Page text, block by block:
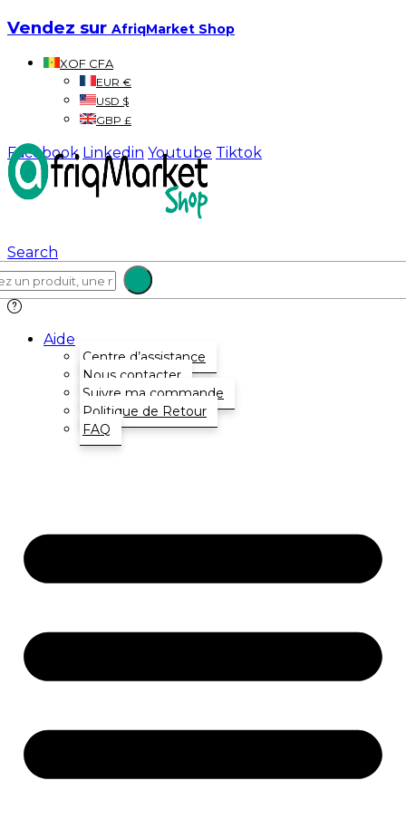
Vendez sur AfriqMarket Shop
XOF CFA
EUR €
USD $
GBP £
Facebook Linkedin Youtube Tiktok
Search
Aide
Centre d’assistance
Nous contacter
Suivre ma commande
Politique de Retour
FAQ